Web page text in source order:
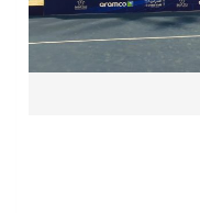
كأس العالم للرياضات الإلكترونية: فريق Karmine Corp الفرنسي بطلًا لبطولة Rocket League